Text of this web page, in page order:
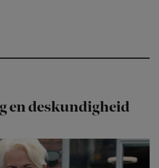
en deskundigheid